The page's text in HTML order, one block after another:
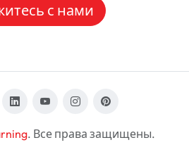
с нами
. Все права защищены.